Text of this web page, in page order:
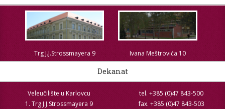
Trg J.J.Strossmayera 9 Ivana Meštrovića 10
Dekanat
Veleučilište u Karlovcu
1. Trg J.J.Strossmayera 9
tel. +385 (0)47 843-500
fax. +385 (0)47 843-503